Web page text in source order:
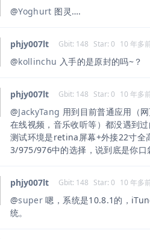
@Yoghurt 图灵….
phjy007lt Gbit: 148 Star: 0 10 年多
@kollinchu 入手的是原封的吗~？
phjy007lt Gbit: 148 Star: 0 10 年多
@JackyTang 用到目前普通应用（
在线视频，音乐收听等）都没遇到
测试环境是retina屏幕+外接22寸全
3/975/976中的选择，说到底是你
phjy007lt Gbit: 148 Star: 0 10 年多
@super 嗯，系统是10.8.1的，
统。